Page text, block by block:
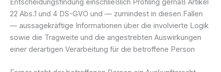
Entscheidungsfindung einschließlich Profiling gemäß Artikel
22 Abs.1 und 4 DS-GVO und — zumindest in diesen Fällen
— aussagekräftige Informationen über die involvierte Logik
sowie die Tragweite und die angestrebten Auswirkungen
einer derartigen Verarbeitung für die betroffene Person